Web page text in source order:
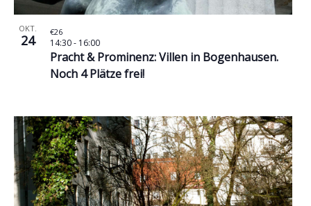
OKT.
24
Pracht & Prominenz: Villen in Bogenhausen.
Noch 4 Plätze frei!
14:30- 16:00
€26